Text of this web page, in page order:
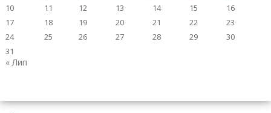
10
11 12 13 14 15
16
17
18 19 20 21 22
23
24
25 26 27 28 29
30
31
« Лип